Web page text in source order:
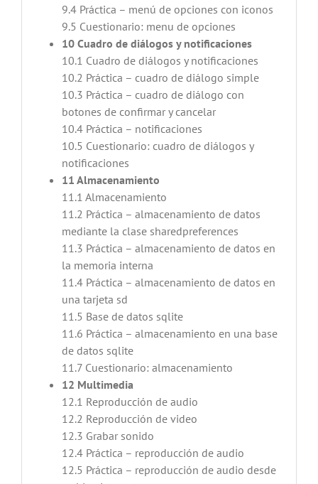
9.4 Práctica – menú de opciones con iconos
9.5 Cuestionario: menu de opciones
10 Cuadro de diálogos y notificaciones
10.1 Cuadro de diálogos y notificaciones
10.2 Práctica – cuadro de diálogo simple
10.3 Práctica – cuadro de diálogo con
botones de confirmar y cancelar
10.4 Práctica – notificaciones
10.5 Cuestionario: cuadro de diálogos y
notificaciones
11 Almacenamiento
11.1 Almacenamiento
11.2 Práctica – almacenamiento de datos
mediante la clase sharedpreferences
11.3 Práctica – almacenamiento de datos en
la memoria interna
11.4 Práctica – almacenamiento de datos en
una tarjeta sd
11.5 Base de datos sqlite
11.6 Práctica – almacenamiento en una base
de datos sqlite
11.7 Cuestionario: almacenamiento
12 Multimedia
12.1 Reproducción de audio
12.2 Reproducción de video
12.3 Grabar sonido
12.4 Práctica – reproducción de audio
12.5 Práctica – reproducción de audio desde